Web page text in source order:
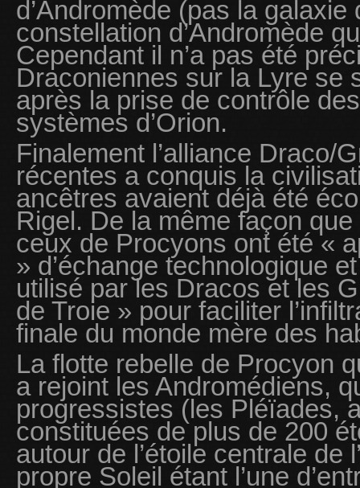
d’Andromède (pas la galaxie
constellation d’Andromède
Cependant il n’a pas été
Draconiennes sur la Lyre se
après la prise de contrôle
systèmes d’Orion.
Finalement l’alliance Draco/
récentes a conquis la
ancêtres avaient déjà été
Rigel. De la même façon
ceux de Procyons ont été «
» d’échange technologique
utilisé par les Dracos et les
de Troie » pour faciliter
finale du monde mère des
La flotte rebelle de Procyon
a rejoint les Andromédiens,
progressistes (les Pléïades,
constituées de plus de 200
autour de l’étoile centrale de
propre Soleil étant l’une